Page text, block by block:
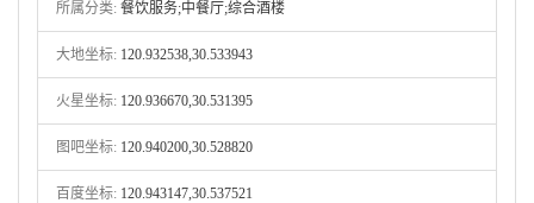
所属分类: 餐饮服务;中餐厅;综合酒楼
大地坐标: 120.932538,30.533943
火星坐标: 120.936670,30.531395
图吧坐标: 120.940200,30.528820
百度坐标: 120.943147,30.537521